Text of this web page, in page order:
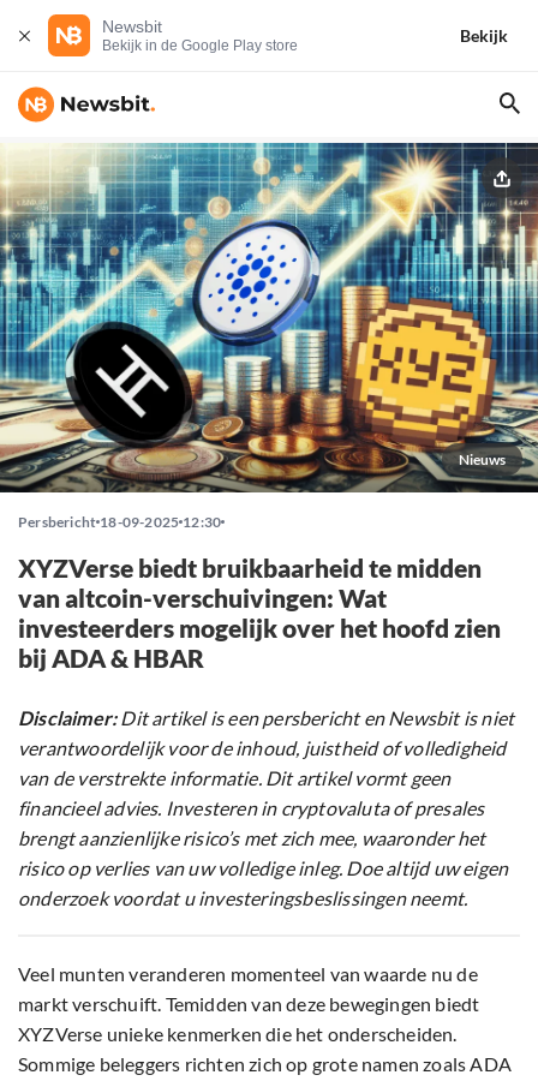
Newsbit
Bekijk in de Google Play store
Bekijk
Nieuws
Persbericht 18-09-2025 12:30
XYZVerse biedt bruikbaarheid te midden
van altcoin-verschuivingen: Wat
investeerders mogelijk over het hoofd zien
bij ADA & HBAR
Disclaimer:Dit artikel is een persbericht en Newsbit is niet
verantwoordelijk voor de inhoud, juistheid of volledigheid
van de verstrekte informatie. Dit artikel vormt geen
financieel advies. Investeren in cryptovaluta of presales
brengt aanzienlijke risico’s met zich mee, waaronder het
risico op verlies van uw volledige inleg. Doe altijd uw eigen
onderzoek voordat u investeringsbeslissingen neemt.
Veel munten veranderen momenteel van waarde nu de
markt verschuift. Temidden van deze bewegingen biedt
XYZVerse unieke kenmerken die het onderscheiden.
Sommige beleggers richten zich op grote namen zoals ADA